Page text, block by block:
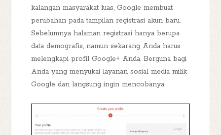
kalangan masyarakat luas, Google membuat
perubahan pada tampilan registrasi akun baru.
Sebelumnya halaman registrasi hanya berupa
data demografis, namun sekarang Anda harus
melengkapi profil Google+ Anda. Berguna bagi
Anda yang menyukai layanan sosial media milik
Google dan langsung ingin mencobanya.